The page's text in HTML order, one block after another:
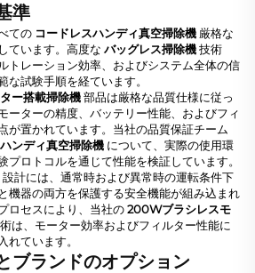
準
ての コードレスハンディ真空掃除機 厳格な
ています。高度な バッグレス掃除機技術
トレーション効率、およびシステム全体の信
な試験手順を経ています。
ー搭載掃除機部品は厳格な品質仕様に従っ
ーターの精度、バッテリー性能、およびフィ
が置かれています。当社の品質保証チーム
ンディ真空掃除機 について、実際の使用環
プロトコルを通じて性能を検証しています。
設計には、通常時および異常時の運転条件下
機器の両方を保護する安全機能が組み込まれ
ロセスにより、当社の200Wブラシレスモ
は、モーター効率およびフィルター性能に
れています。
ブランドのオプション